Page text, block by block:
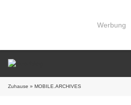
Werbung
Zuhause » MOBILE.ARCHIVES